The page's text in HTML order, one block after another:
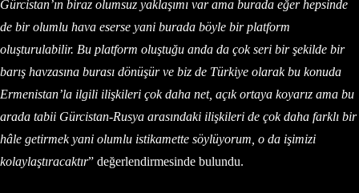
Gürcistan’ın biraz olumsuz yaklaşımı var ama burada eğer hepsinde
de bir olumlu hava eserse yani burada böyle bir platform
oluşturulabilir. Bu platform oluştuğu anda da çok seri bir şekilde bir
barış havzasına burası dönüşür ve biz de Türkiye olarak bu konuda
Ermenistan’la ilgili ilişkileri çok daha net, açık ortaya koyarız ama bu
arada tabii Gürcistan-Rusya arasındaki ilişkileri de çok daha farklı bir
hâle getirmek yani olumlu istikamette söylüyorum, o da işimizi
kolaylaştıracaktır” değerlendirmesinde bulundu.